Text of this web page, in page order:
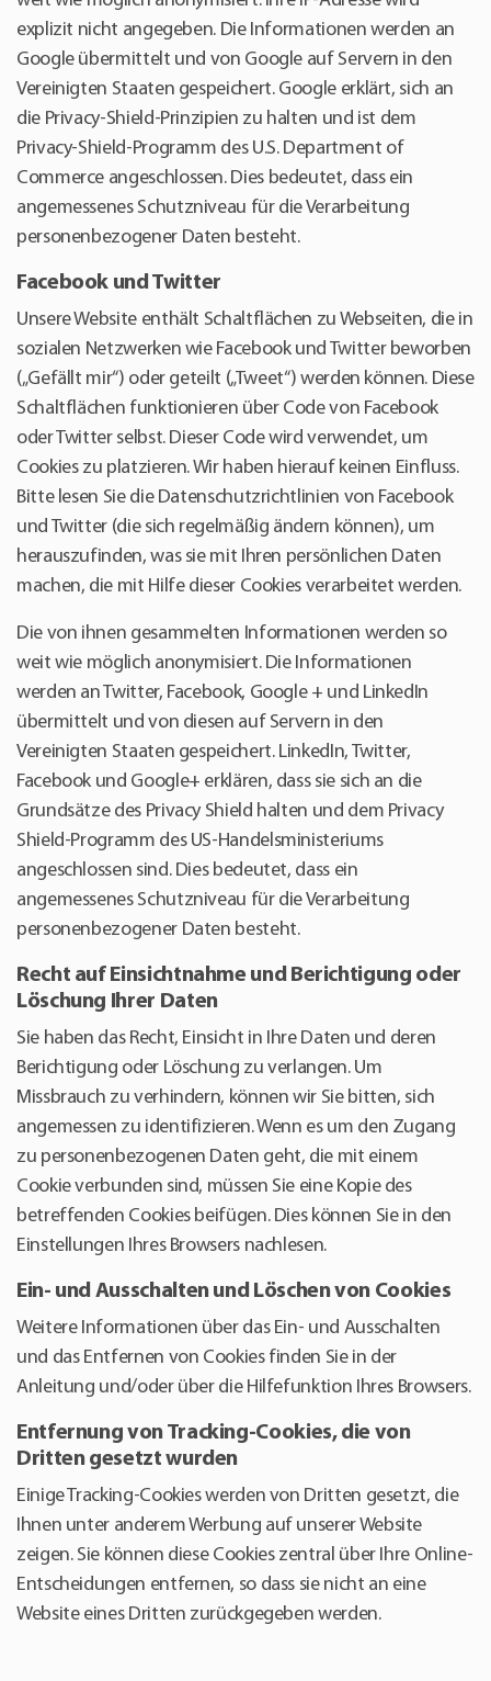
explizit nicht angegeben. Die Informationen werden an
Google übermittelt und von Google auf Servern in den
Vereinigten Staaten gespeichert. Google erklärt, sich an
die Privacy-Shield-Prinzipien zu halten und ist dem
Privacy-Shield-Programm des U.S. Department of
Commerce angeschlossen. Dies bedeutet, dass ein
angemessenes Schutzniveau für die Verarbeitung
personenbezogener Daten besteht.
Facebook und Twitter
Unsere Website enthält Schaltflächen zu Webseiten, die in
sozialen Netzwerken wie Facebook und Twitter beworben
(„Gefällt mir“) oder geteilt („Tweet“) werden können. Diese
Schaltflächen funktionieren über Code von Facebook
oder Twitter selbst. Dieser Code wird verwendet, um
Cookies zu platzieren. Wir haben hierauf keinen Einfluss.
Bitte lesen Sie die Datenschutzrichtlinien von Facebook
und Twitter (die sich regelmäßig ändern können), um
herauszufinden, was sie mit Ihren persönlichen Daten
machen, die mit Hilfe dieser Cookies verarbeitet werden.
Die von ihnen gesammelten Informationen werden so
weit wie möglich anonymisiert. Die Informationen
werden an Twitter, Facebook, Google + und LinkedIn
übermittelt und von diesen auf Servern in den
Vereinigten Staaten gespeichert. LinkedIn, Twitter,
Facebook und Google+ erklären, dass sie sich an die
Grundsätze des Privacy Shield halten und dem Privacy
Shield-Programm des US-Handelsministeriums
angeschlossen sind. Dies bedeutet, dass ein
angemessenes Schutzniveau für die Verarbeitung
personenbezogener Daten besteht.
Recht auf Einsichtnahme und Berichtigung oder
Löschung Ihrer Daten
Sie haben das Recht, Einsicht in Ihre Daten und deren
Berichtigung oder Löschung zu verlangen. Um
Missbrauch zu verhindern, können wir Sie bitten, sich
angemessen zu identifizieren. Wenn es um den Zugang
zu personenbezogenen Daten geht, die mit einem
Cookie verbunden sind, müssen Sie eine Kopie des
betreffenden Cookies beifügen. Dies können Sie in den
Einstellungen Ihres Browsers nachlesen.
Ein- und Ausschalten und Löschen von Cookies
Weitere Informationen über das Ein- und Ausschalten
und das Entfernen von Cookies finden Sie in der
Anleitung und/oder über die Hilfefunktion Ihres Browsers.
Entfernung von Tracking-Cookies, die von
Dritten gesetzt wurden
Einige Tracking-Cookies werden von Dritten gesetzt, die
Ihnen unter anderem Werbung auf unserer Website
zeigen. Sie können diese Cookies zentral über Ihre Online-
Entscheidungen entfernen, so dass sie nicht an eine
Website eines Dritten zurückgegeben werden.